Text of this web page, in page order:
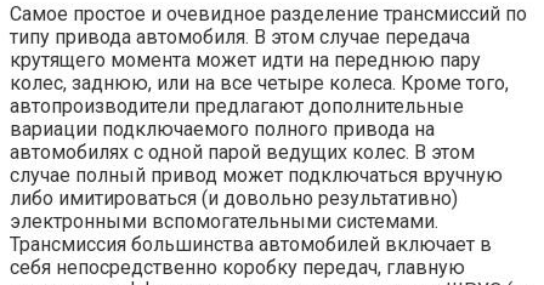
Самое простое и очевидное разделение трансмиссий по
типу привода автомобиля. В этом случае передача
крутящего момента может идти на переднюю пару
колес, заднюю, или на все четыре колеса. Кроме того,
автопроизводители предлагают дополнительные
вариации подключаемого полного привода на
автомобилях с одной парой ведущих колес. В этом
случае полный привод может подключаться вручную
либо имитироваться (и довольно результативно)
электронными вспомогательными системами.
Трансмиссия большинства автомобилей включает в
себя непосредственно коробку передач, главную